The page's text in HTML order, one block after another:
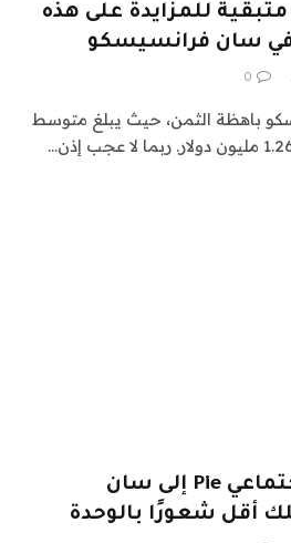
للمزايدة على هذه
في سان فرانسيسكو
0
باهظة الثمن، حيث يبلغ متوسط
يأتي تطبيق IRL الاجتماعي Pie إلى سان
أقل شعورًا بالوحدة